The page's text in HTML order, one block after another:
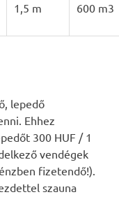
1,5 m 600 m3
lepedő
Ehhez
300 HUF / 1
vendégek
fizetendő!).
szauna